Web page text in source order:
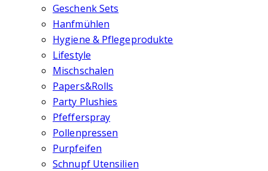
Geschenk Sets
Hanfmühlen
Hygiene & Pflegeprodukte
Lifestyle
Mischschalen
Papers&Rolls
Party Plushies
Pfefferspray
Pollenpressen
Purpfeifen
Schnupf Utensilien